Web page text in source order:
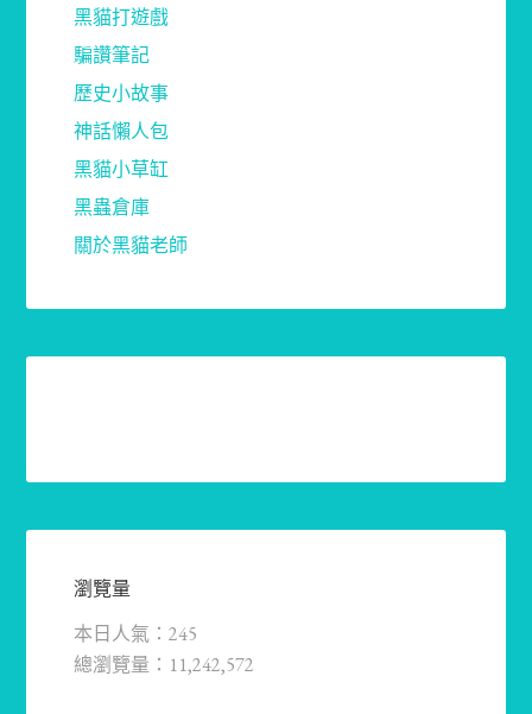
黑貓打遊戲
騙讚筆記
歷史小故事
神話懶人包
黑貓小草缸
黑蟲倉庫
關於黑貓老師
瀏覽量
本日人氣：245
總瀏覽量：11,242,572